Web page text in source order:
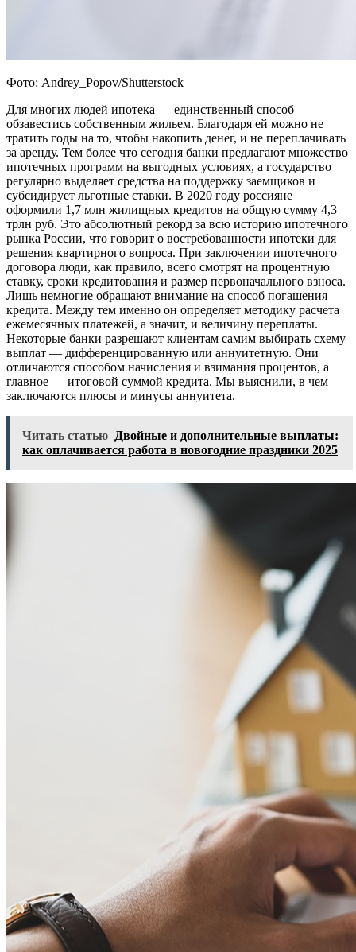
Фото: Andrey_Popov/Shutterstock
Для многих людей ипотека — единственный способ
обзавестись собственным жильем. Благодаря ей можно не
тратить годы на то, чтобы накопить денег, и не переплачивать
за аренду. Тем более что сегодня банки предлагают множество
ипотечных программ на выгодных условиях, а государство
регулярно выделяет средства на поддержку заемщиков и
субсидирует льготные ставки. В 2020 году россияне
оформили 1,7 млн жилищных кредитов на общую сумму 4,3
трлн руб. Это абсолютный рекорд за всю историю ипотечного
рынка России, что говорит о востребованности ипотеки для
решения квартирного вопроса. При заключении ипотечного
договора люди, как правило, всего смотрят на процентную
ставку, сроки кредитования и размер первоначального взноса.
Лишь немногие обращают внимание на способ погашения
кредита. Между тем именно он определяет методику расчета
ежемесячных платежей, а значит, и величину переплаты.
Некоторые банки разрешают клиентам самим выбирать схему
выплат — дифференцированную или аннуитетную. Они
отличаются способом начисления и взимания процентов, а
главное — итоговой суммой кредита. Мы выяснили, в чем
заключаются плюсы и минусы аннуитета.
Читать статью Двойные и дополнительные выплаты:
как оплачивается работа в новогодние праздники 2025